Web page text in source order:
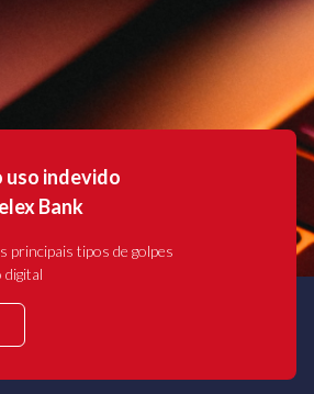
uso indevido
Bank
principais tipos de golpes
digital